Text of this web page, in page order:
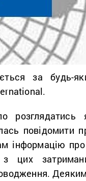
за будь-
розглядатись
повідомити
інформацію про
цих